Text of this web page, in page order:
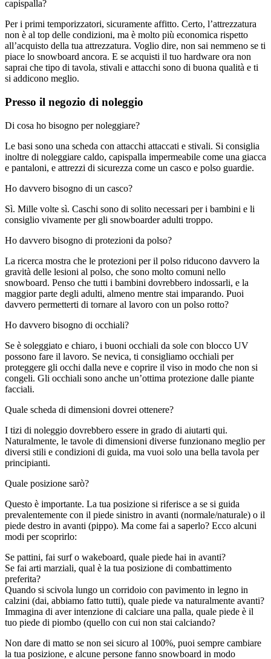
capispalla?
Per i primi temporizzatori, sicuramente affitto. Certo, l’attrezzatura
non è al top delle condizioni, ma è molto più economica rispetto
all’acquisto della tua attrezzatura. Voglio dire, non sai nemmeno se ti
piace lo snowboard ancora. E se acquisti il tuo hardware ora non
saprai che tipo di tavola, stivali e attacchi sono di buona qualità e ti
si addicono meglio.
Presso il negozio di noleggio
Di cosa ho bisogno per noleggiare?
Le basi sono una scheda con attacchi attaccati e stivali. Si consiglia
inoltre di noleggiare caldo, capispalla impermeabile come una giacca
e pantaloni, e attrezzi di sicurezza come un casco e polso guardie.
Ho davvero bisogno di un casco?
Sì. Mille volte sì. Caschi sono di solito necessari per i bambini e li
consiglio vivamente per gli snowboarder adulti troppo.
Ho davvero bisogno di protezioni da polso?
La ricerca mostra che le protezioni per il polso riducono davvero la
gravità delle lesioni al polso, che sono molto comuni nello
snowboard. Penso che tutti i bambini dovrebbero indossarli, e la
maggior parte degli adulti, almeno mentre stai imparando. Puoi
davvero permetterti di tornare al lavoro con un polso rotto?
Ho davvero bisogno di occhiali?
Se è soleggiato e chiaro, i buoni occhiali da sole con blocco UV
possono fare il lavoro. Se nevica, ti consigliamo occhiali per
proteggere gli occhi dalla neve e coprire il viso in modo che non si
congeli. Gli occhiali sono anche un’ottima protezione dalle piante
facciali.
Quale scheda di dimensioni dovrei ottenere?
I tizi di noleggio dovrebbero essere in grado di aiutarti qui.
Naturalmente, le tavole di dimensioni diverse funzionano meglio per
diversi stili e condizioni di guida, ma vuoi solo una bella tavola per
principianti.
Quale posizione sarò?
Questo è importante. La tua posizione si riferisce a se si guida
prevalentemente con il piede sinistro in avanti (normale/naturale) o il
piede destro in avanti (pippo). Ma come fai a saperlo? Ecco alcuni
modi per scoprirlo:
Se pattini, fai surf o wakeboard, quale piede hai in avanti?
Se fai arti marziali, qual è la tua posizione di combattimento
preferita?
Quando si scivola lungo un corridoio con pavimento in legno in
calzini (dai, abbiamo fatto tutti), quale piede va naturalmente avanti?
Immagina di aver intenzione di calciare una palla, quale piede è il
tuo piede di piombo (quello con cui non stai calciando?
Non dare di matto se non sei sicuro al 100%, puoi sempre cambiare
la tua posizione, e alcune persone fanno snowboard in modo